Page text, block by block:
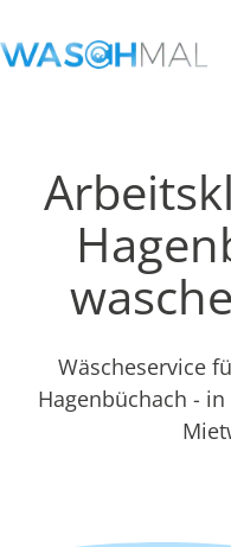
Wäscheservice
Hagenbüchach -